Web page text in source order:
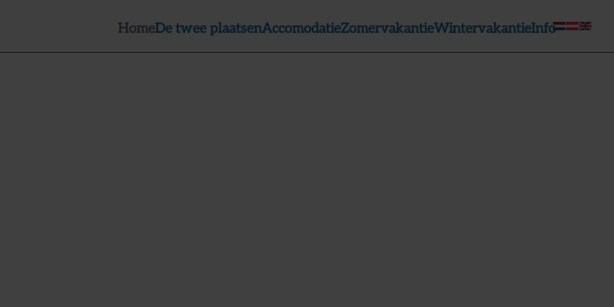
HomeDe twee plaatsenAccomodatieZomervakantieWintervakantieInfo